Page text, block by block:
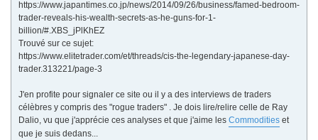
https://www.japantimes.co.jp/news/2014/09/26/business/famed-bedroom-
trader-reveals-his-wealth-secrets-as-he-guns-for-1-
billion/#.XBS_jPlKhEZ
Trouvé sur ce sujet:
https://www.elitetrader.com/et/threads/cis-the-legendary-japanese-day-
trader.313221/page-3
J'en profite pour signaler ce site ou il y a des interviews de traders
célèbres y compris des "rogue traders" . Je dois lire/relire celle de Ray
Dalio, vu que j'apprécie ces analyses et que j'aime les Commodities et
que je suis dedans...